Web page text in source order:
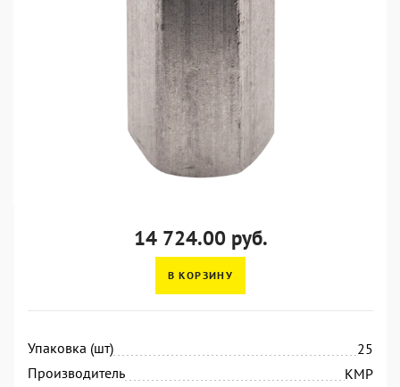
14 724.00 руб.
В КОРЗИНУ
Упаковка (шт)
25
Производитель
KMP